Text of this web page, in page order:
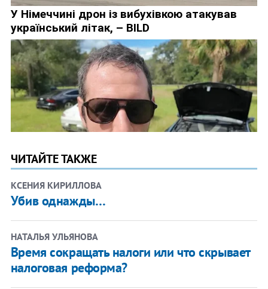
ЧИТАЙТЕ ТАКЖЕ
КСЕНИЯ КИРИЛЛОВА
Убив однажды…
НАТАЛЬЯ УЛЬЯНОВА
Время сокращать налоги или что скрывает
налоговая реформа?